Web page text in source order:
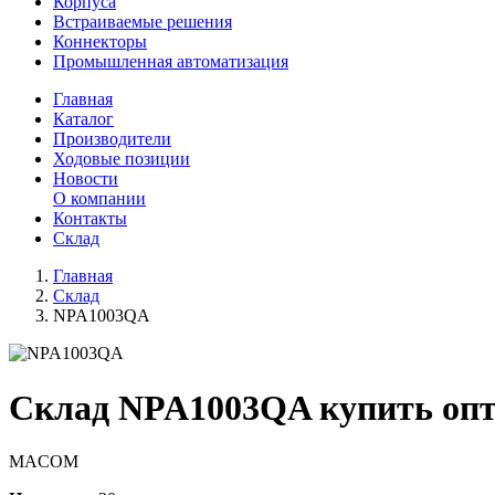
Встраиваемые решения
Коннекторы
Промышленная автоматизация
Главная
Каталог
Производители
Ходовые позиции
Новости
О компании
Контакты
Склад
Главная
Склад
NPA1003QA
Склад NPA1003QA купить
MACOM